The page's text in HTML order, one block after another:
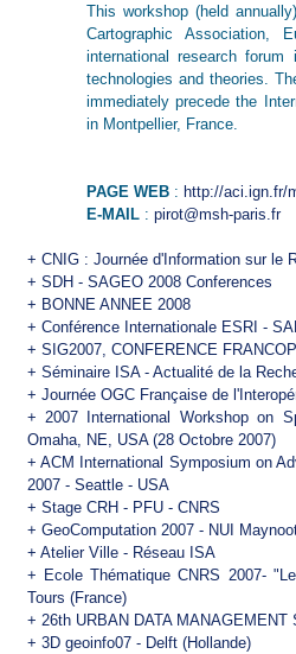
This workshop (held
Cartographic
international research
technologies and theories.
immediately precede the
in Montpellier, France.
PAGE WEB: http://aci.ign.fr/
E-MAIL: pirot@msh-paris.fr
+ CNIG : Journée d'Information sur le
+ SDH - SAGEO 2008 Conferences
+ BONNE ANNEE 2008
+ Conférence Internationale ESRI -
+ SIG2007, CONFERENCE
+ Séminaire ISA - Actualité de la
+ Journée OGC Française de
+ 2007 International Workshop on
Omaha, NE, USA (28 Octobre 2007)
+ ACM International Symposium on
2007 - Seattle - USA
+ Stage CRH - PFU - CNRS
+ GeoComputation 2007 - NUI
+ Atelier Ville - Réseau ISA
+ Ecole Thématique CNRS 2007-
Tours (France)
+ 26th URBAN DATA
+ 3D geoinfo07 - Delft (Hollande)